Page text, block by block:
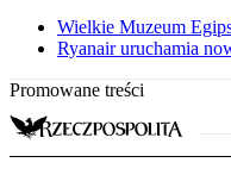
Wielkie Muzeum
Ryanair uruchamia
Promowane treści